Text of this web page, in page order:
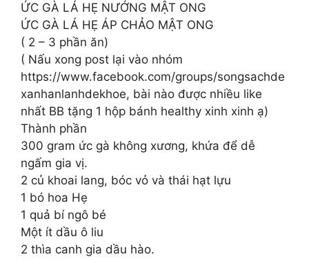
ỨC GÀ LÁ HẸ NƯỚNG MẬT ONG
ỨC GÀ LÁ HẸ ÁP CHẢO MẬT ONG
( 2 – 3 phần ăn)
( Nấu xong post lại vào nhóm
https://www.facebook.com/groups/songsachde
xanhanlanhdekhoe, bài nào được nhiều like
nhất BB tặng 1 hộp bánh healthy xinh xinh ạ)
Thành phần
300 gram ức gà không xương, khứa để dễ
ngấm gia vị.
2 củ khoai lang, bóc vỏ và thái hạt lựu
1 bó hoa Hẹ
1 quả bí ngô bé
Một ít dầu ô liu
2 thìa canh gia dầu hào.